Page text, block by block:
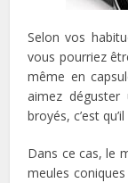
Selon vos
vous pourriez
même en
aimez
broyés, c’est
Dans ce cas, le
meules